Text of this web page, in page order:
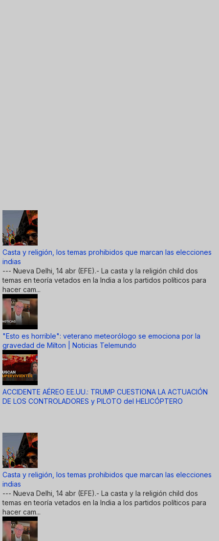
Casta y religión, los temas prohibidos que marcan las elecciones
indias
--- Nueva Delhi, 14 abr (EFE).- La casta y la religión child dos
temas en teoría vetados en la India a los partidos políticos para
hacer cam...
"Esto es horrible": veterano meteorólogo se emociona por la
gravedad de Milton | Noticias Telemundo
ACCIDENTE AÉREO EE.UU.: TRUMP CUESTIONA LA ACTUACIÓN
DE LOS CONTROLADORES y PILOTO del HELICÓPTERO
Casta y religión, los temas prohibidos que marcan las elecciones
indias
--- Nueva Delhi, 14 abr (EFE).- La casta y la religión child dos
temas en teoría vetados en la India a los partidos políticos para
hacer cam...